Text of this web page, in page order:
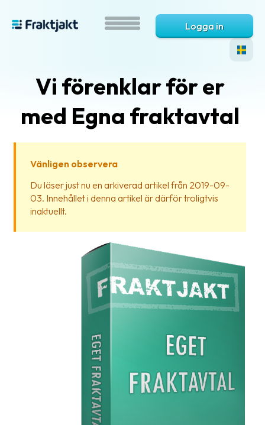
är
Fraktjakt?
Hjälp?
Frakthandlingar
Skrivarinställningar
Tulldeklarationer
Logga in
Vi förenklar för er
med Egna fraktavtal
Vänligen observera
Du läser just nu en arkiverad artikel från 2019-09-
03. Innehållet i denna artikel är därför troligtvis
inaktuellt.